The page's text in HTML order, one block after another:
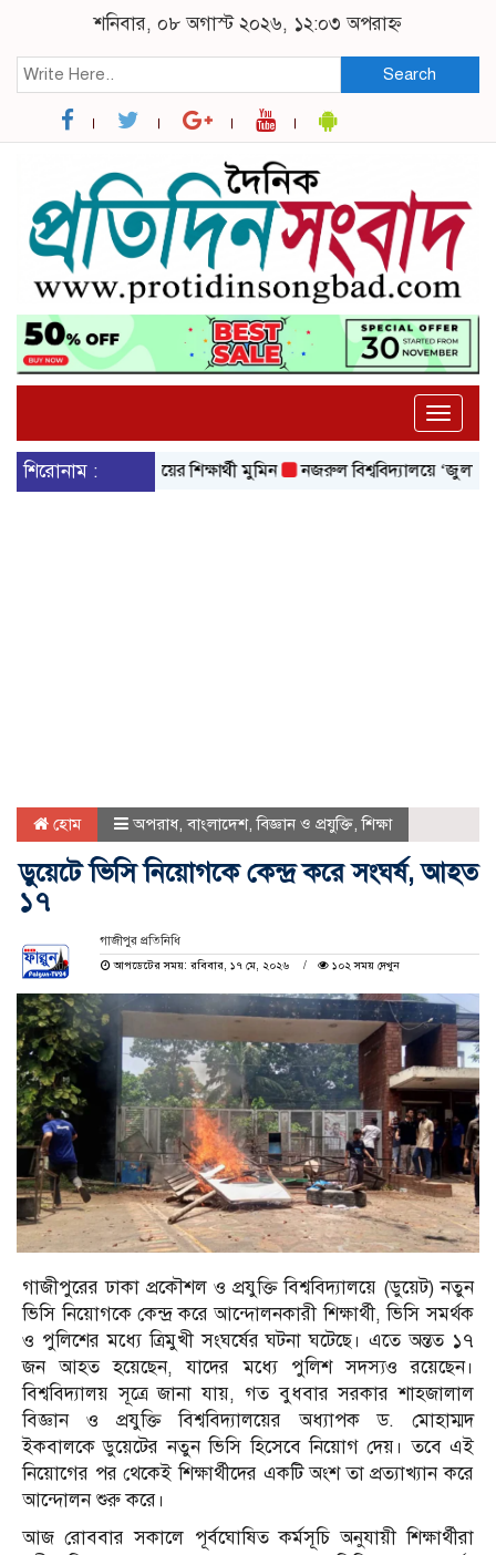
শনিবার, ০৮ অগাস্ট ২০২৬, ১২:০৩ অপরাহ্ন
Search
Toggle
শিরোনাম :
বিশ্ববিদ্যালয়ের শিক্ষার্থী মুমিন নজরুল বিশ্ববিদ্যালয়ে ‘জুলাই
হোম অপরাধ,বাংলাদেশ,বিজ্ঞান ও প্রযুক্তি ,শিক্ষা
ডুয়েটে ভিসি নিয়োগকে কেন্দ্র করে সংঘর্ষ, আহত
১৭
গাজীপুর প্রতিনিধি
আপডেটের সময়: রবিবার, ১৭ মে, ২০২৬
১০২ সময় দেখুন
গাজীপুরের ঢাকা প্রকৌশল ও প্রযুক্তি বিশ্ববিদ্যালয়ে (ডুয়েট) নতুন
ভিসি নিয়োগকে কেন্দ্র করে আন্দোলনকারী শিক্ষার্থী, ভিসি সমর্থক
ও পুলিশের মধ্যে ত্রিমুখী সংঘর্ষের ঘটনা ঘটেছে। এতে অন্তত ১৭
জন আহত হয়েছেন, যাদের মধ্যে পুলিশ সদস্যও রয়েছেন।
বিশ্ববিদ্যালয় সূত্রে জানা যায়, গত বুধবার সরকার শাহজালাল
বিজ্ঞান ও প্রযুক্তি বিশ্ববিদ্যালয়ের অধ্যাপক ড. মোহাম্মদ
ইকবালকে ডুয়েটের নতুন ভিসি হিসেবে নিয়োগ দেয়। তবে এই
নিয়োগের পর থেকেই শিক্ষার্থীদের একটি অংশ তা প্রত্যাখ্যান করে
আন্দোলন শুরু করে।
আজ রোববার সকালে পূর্বঘোষিত কর্মসূচি অনুযায়ী শিক্ষার্থীরা